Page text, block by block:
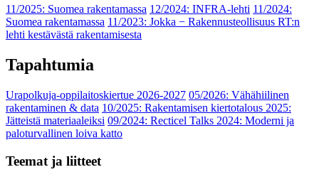
11/2025: Suomea rakentamassa 12/2024: INFRA-lehti 11/2024:
Suomea rakentamassa 11/2023: Jokka − Rakennusteollisuus RT:n
lehti kestävästä rakentamisesta
Tapahtumia
Urapolkuja-oppilaitoskiertue 2026-2027 05/2026: Vähähiilinen
rakentaminen & data 10/2025: Rakentamisen kiertotalous 2025:
Jätteistä materiaaleiksi 09/2024: Recticel Talks 2024: Moderni ja
paloturvallinen loiva katto
Teemat ja liitteet